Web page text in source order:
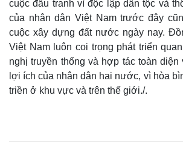
Hồ sơ
E-
cuộc đấu tranh vì độc lập dân tộc và
của nhân dân Việt Nam trước đây
cuộc xây dựng đất nước ngày nay.
Việt Nam luôn coi trọng phát triển
nghị truyền thống và hợp tác toàn
lợi ích của nhân dân hai nước, vì hòa
triền ở khu vực và trên thế giới./.